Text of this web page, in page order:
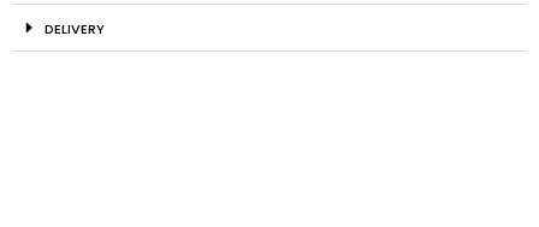
DELIVERY